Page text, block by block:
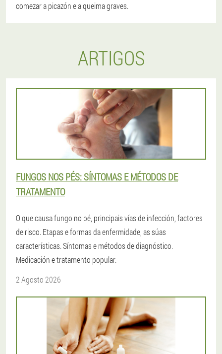
comezar a picazón e a queima graves.
ARTIGOS
FUNGOS NOS PÉS: SÍNTOMAS E MÉTODOS DE
TRATAMENTO
O que causa fungo no pé, principais vías de infección, factores
de risco. Etapas e formas da enfermidade, as súas
características. Síntomas e métodos de diagnóstico.
Medicación e tratamento popular.
2 Agosto 2026